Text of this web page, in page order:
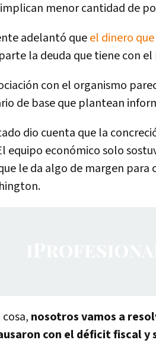
menor cantidad de
adelantó queel dinero
la deuda que tiene con el
con el organismo
de base que plantean
dio cuenta que la
equipo económico solo
le da algo de margen para
nosotros vamos a
con el déficit fiscal y